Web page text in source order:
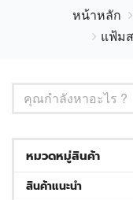
หน้าหลัก
แฟ้ม
หมวดหมู่สินค้า
สินค้าแนะนำ